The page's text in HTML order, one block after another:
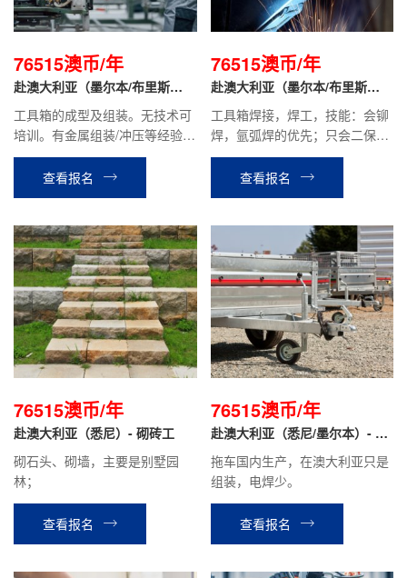
76515澳币/年
赴澳大利亚（墨尔本/布里斯
班）- 装配工
工具箱的成型及组装。无技术可
培训。有金属组装/冲压等经验者
优先。
查看报名
76515澳币/年
赴澳大利亚（墨尔本/布里斯
班）- 电焊工
工具箱焊接，焊工，技能：会铆
焊，氩弧焊的优先；只会二保焊
需要去客户指定基地学习铆焊和
氩弧焊技术。
查看报名
76515澳币/年
赴澳大利亚（悉尼）- 砌砖工
砌石头、砌墙，主要是别墅园
林；
查看报名
76515澳币/年
赴澳大利亚（悉尼/墨尔本）- 拖
车安装工
拖车国内生产，在澳大利亚只是
组装，电焊少。
查看报名